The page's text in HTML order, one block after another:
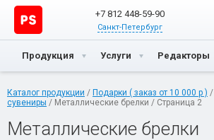
+7 812 448-59-90
Санкт-Петербург
Продукция Услуги Редакторы
Каталог продукции / Подарки ( заказ от 10 000 р ) /
сувениры / Металлические брелки / Страница 2
Металлические брелки